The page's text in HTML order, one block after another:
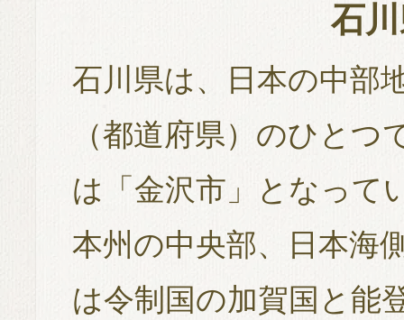
石
石川県は、日本の中部
（都道府県）のひと
は「金沢市」となって
本州の中央部、日本海
は令制国の加賀国と能